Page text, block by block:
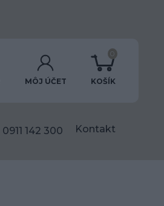
MÔJ ÚČET KOŠÍK
0
0911 142 300 Kontakt